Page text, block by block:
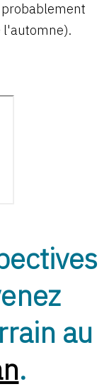
probablement
l'automne).
au
.